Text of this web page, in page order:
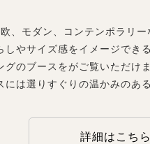
、モダン、コンテンポラリ
しやサイズ感をイメージでき
グのブースをがご覧いただけま
には選りすぐりの温かみのあ
詳細はこちら